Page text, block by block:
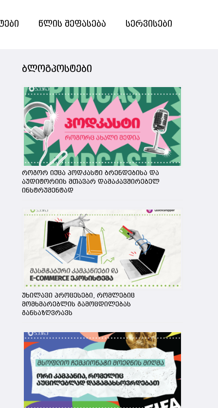
წლის შეფასება სერვისები
ბლოგპოსტები
როგორ იქცა პოდკასტი ბრენდებისა და
აუდიტორიის მთავარ დამაკავშირებელ
ინსტრუმენტად
უხილავი პროცესები, რომლებიც
მომხმარებლის გამოცდილებას
განსაზღვრავს